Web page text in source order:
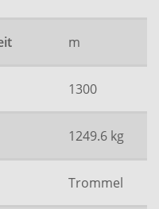
m
1300
1249.6 kg
Trommel